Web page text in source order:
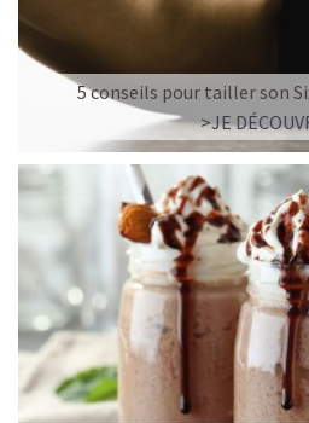
5 conseils pour tailler son
>JE